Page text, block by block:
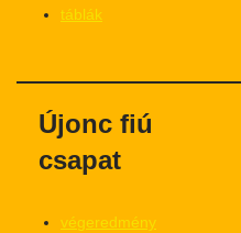
táblák
Újonc fiú
csapat
végeredmény